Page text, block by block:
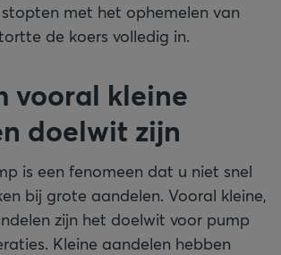
met het ophemelen van
de koers volledig in.
vooral kleine
doelwit zijn
is een fenomeen dat u niet snel
bij grote aandelen. Vooral kleine,
zijn het doelwit voor pump
Kleine aandelen hebben